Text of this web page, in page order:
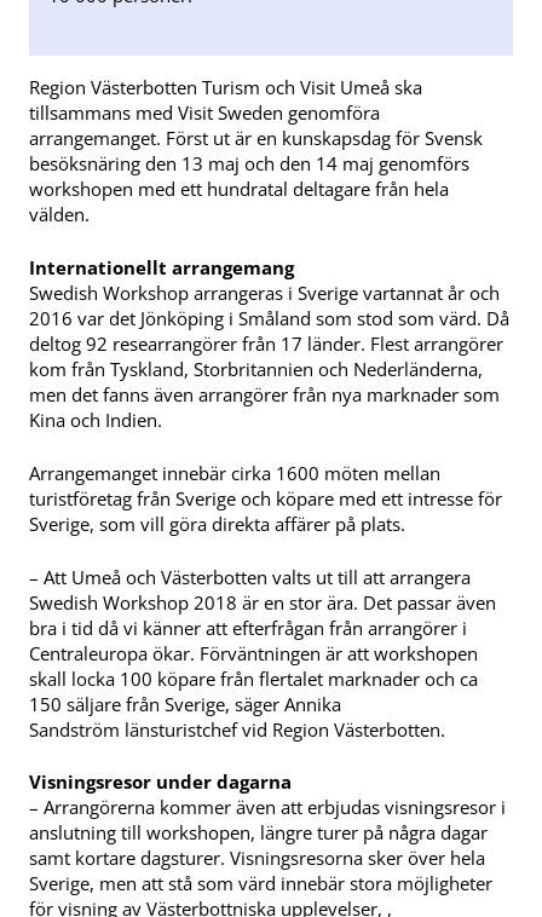
Region Västerbotten Turism och Visit Umeå ska
tillsammans med Visit Sweden genomföra
arrangemanget. Först ut är en kunskapsdag för Svensk
besöksnäring den 13 maj och den 14 maj genomförs
workshopen med ett hundratal deltagare från hela
välden.
Internationellt arrangemang
Swedish Workshop arrangeras i Sverige vartannat år och
2016 var det Jönköping i Småland som stod som värd. Då
deltog 92 researrangörer från 17 länder. Flest arrangörer
kom från Tyskland, Storbritannien och Nederländerna,
men det fanns även arrangörer från nya marknader som
Kina och Indien.
Arrangemanget innebär cirka 1600 möten mellan
turistföretag från Sverige och köpare med ett intresse för
Sverige, som vill göra direkta affärer på plats.
– Att Umeå och Västerbotten valts ut till att arrangera
Swedish Workshop 2018 är en stor ära. Det passar även
bra i tid då vi känner att efterfrågan från arrangörer i
Centraleuropa ökar. Förväntningen är att workshopen
skall locka 100 köpare från flertalet marknader och ca
150 säljare från Sverige, säger Annika
Sandström länsturistchef vid Region Västerbotten.
Visningsresor under dagarna
– Arrangörerna kommer även att erbjudas visningsresor i
anslutning till workshopen, längre turer på några dagar
samt kortare dagsturer. Visningsresorna sker över hela
Sverige, men att stå som värd innebär stora möjligheter
för visning av Västerbottniska upplevelser, ,